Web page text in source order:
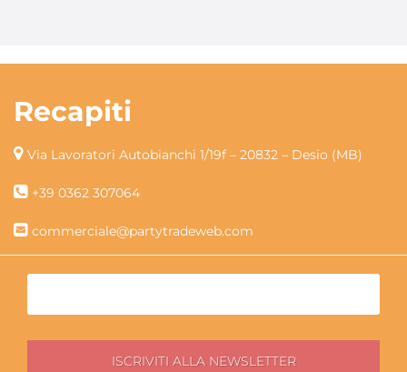
Recapiti
Via Lavoratori Autobianchi 1/19f – 20832 – Desio (MB)
+39 0362 307064
commerciale@partytradeweb.com